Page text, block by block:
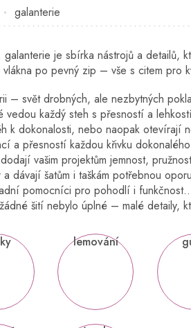
galanterie
je sbírka nástrojů a detailů,
po pevný zip – vše s citem pro
– svět drobných, ale nezbytných
vedou každý steh s přesností a
k dokonalosti, nebo naopak otevírají
a přesností každou křivku
vašim projektům jemnost,
dávají šatům i taškám potřebnou
pomocníci pro pohodlí i
šití nebylo úplné – malé detaily,
lemování